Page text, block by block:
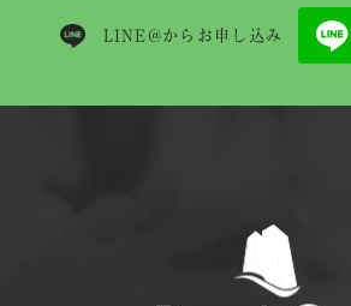
LINE@からお申し込み